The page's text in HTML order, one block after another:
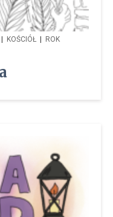
| KOŚCIÓŁ | ROK